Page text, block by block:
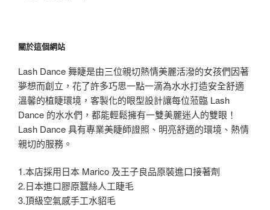
關於這個網站
Lash Dance 舞睫是由三位親切熱情美麗活潑的女孩們因著
夢想而創立，花了許多巧思一點一滴為水水打造安全舒適
溫馨的植睫環境，客製化的眼型設計讓每位蒞臨 Lash
Dance 的水水們，都能輕鬆擁有一雙美麗迷人的雙眼！
Lash Dance 具有專業美睫師證照、明亮舒適的環境、熱情
親切的服務。
1.本店採用日本 Marico 及王子良品原裝進口接著劑
2.日本進口膠原蠶絲人工睫毛
3.頂級空氣感手工水貂毛